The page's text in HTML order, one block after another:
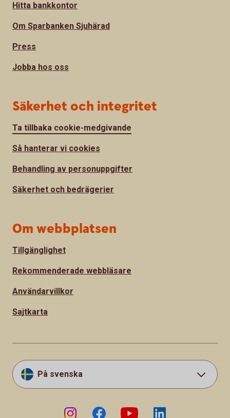
Hitta bankkontor
Om Sparbanken Sjuhärad
Press
Jobba hos oss
Säkerhet och integritet
Ta tillbaka cookie-medgivande
Så hanterar vi cookies
Behandling av personuppgifter
Säkerhet och bedrägerier
Om webbplatsen
Tillgänglighet
Rekommenderade webbläsare
Användarvillkor
Sajtkarta
På svenska